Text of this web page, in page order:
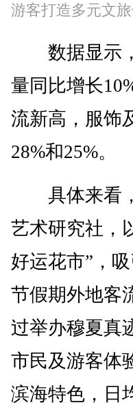
游客打造多元文
数据显示，
量同比增长
流新高，服饰
28%和25%。
具体来看，
艺术研究社，
好运花市”，
节假期外地客
过举办穆夏真
市民及游客体
滨海特色，日